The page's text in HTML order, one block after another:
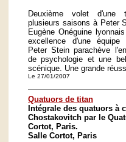
Deuxième volet d'une
plusieurs saisons à Peter
Eugène Onéguine
excellence d'une
Peter Stein parachève
de psychologie et une
scénique. Une grande
Le 27/01/2007
Quatuors de titan
Intégrale des quatuors à
Chostakovitch par le
Cortot, Paris.
Salle Cortot, Paris